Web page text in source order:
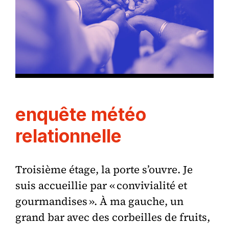
enquête météo
relationnelle
Troisième étage, la porte s’ouvre. Je
suis accueillie par « convivialité et
gourmandises ». À ma gauche, un
grand bar avec des corbeilles de fruits,